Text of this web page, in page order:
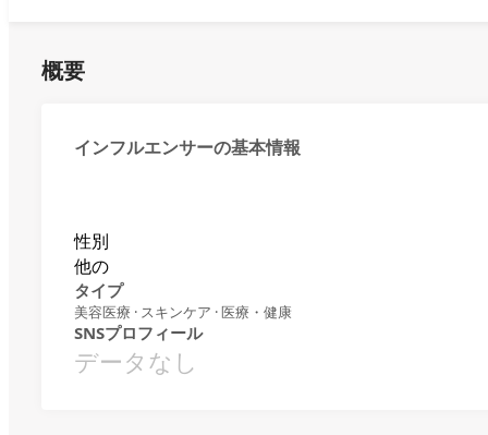
概要
インフルエンサーの基本情報
性別
他の
タイプ
美容医療 · スキンケア · 医療・健康
SNSプロフィール
データなし